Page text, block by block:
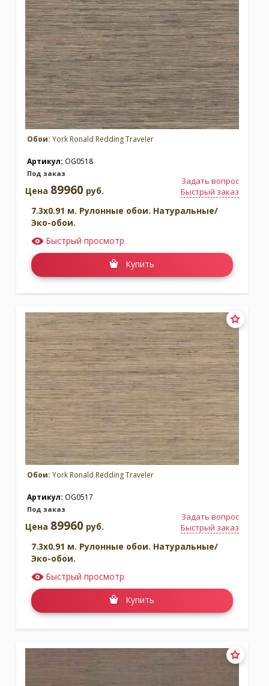
Обои: York Ronald Redding Traveler
Артикул: OG0518
Под заказ
Задать вопрос
Быстрый заказ
Цена 89960 руб.
7.3x0.91 м. Рулонные обои. Натуральные/
Эко-обои.
Быстрый просмотр
Купить
Обои: York Ronald Redding Traveler
Артикул: OG0517
Под заказ
Задать вопрос
Быстрый заказ
Цена 89960 руб.
7.3x0.91 м. Рулонные обои. Натуральные/
Эко-обои.
Быстрый просмотр
Купить